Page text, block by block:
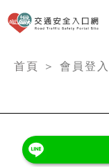
首頁
＞ 會員登入